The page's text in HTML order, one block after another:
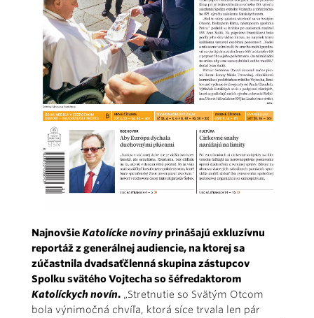
NajnovšieKatolícke novinyprinášajú exkluzívnu
reportáž z generálnej audiencie, na ktorej sa
zúčastnila dvadsaťčlenná skupina zástupcov
Spolku svätého Vojtecha so šéfredaktorom
Katolíckych novín. „Stretnutie so Svätým Otcom
bola výnimočná chvíľa, ktorá síce trvala len pár